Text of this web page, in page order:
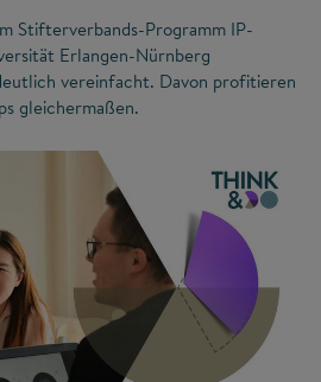
Stifterverbands-Programm IP-
Erlangen-Nürnberg
vereinfacht. Davon profitieren
gleichermaßen.